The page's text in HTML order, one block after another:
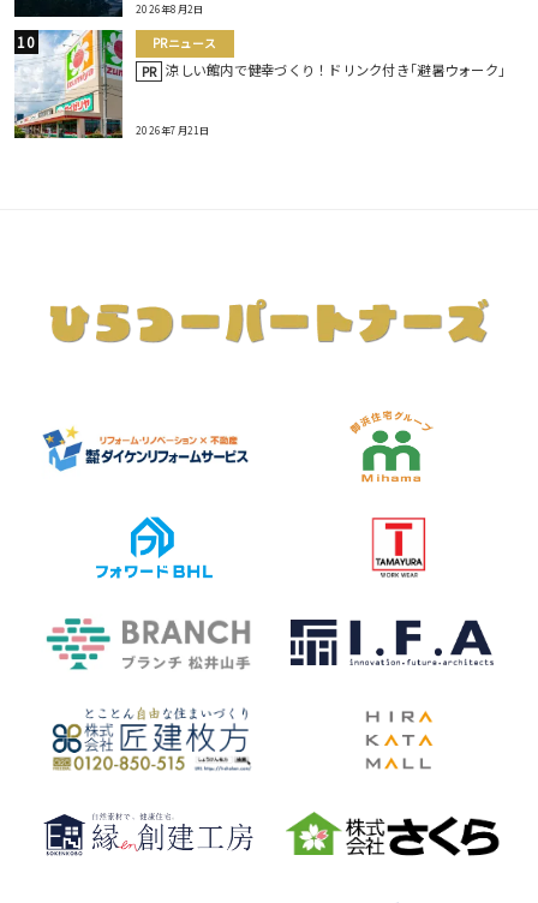
2026年8月2日
PRニュース
PR 涼しい館内で健幸づくり！ドリンク付き｢避暑ウォーク｣
2026年7月21日